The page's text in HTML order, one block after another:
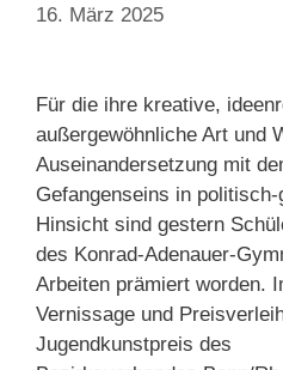
16. März 2025
Für die ihre kreative,
außergewöhnliche Art und
Auseinandersetzung mit
Gefangenseins in
Hinsicht sind gestern
des Konrad-Adenauer-
Arbeiten prämiert worden.
Vernissage und
Jugendkunstpreis des